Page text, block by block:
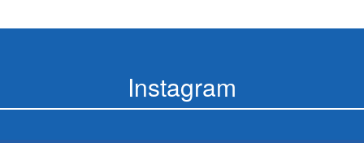
Instagram